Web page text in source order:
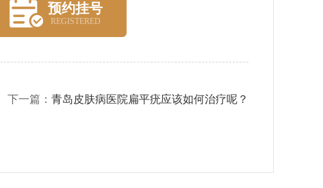
预约挂号
REGISTERED
下一篇： 青岛皮肤病医院扁平疣应该如何治疗呢？